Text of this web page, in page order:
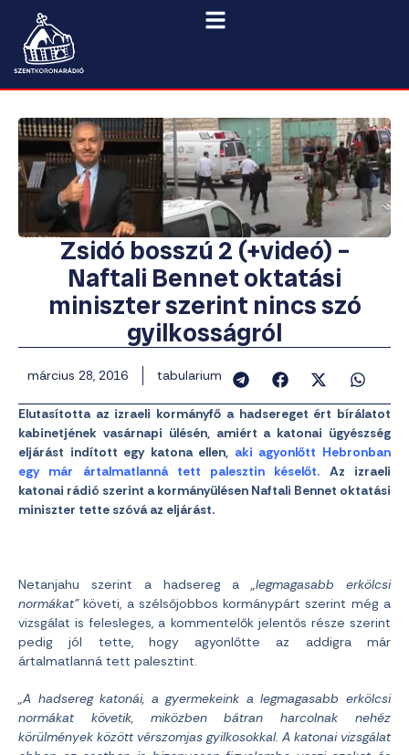
Zsidó bosszú 2 (+videó) –
Naftali Bennet oktatási
miniszter szerint nincs szó
gyilkosságról
március 28, 2016 tabularium
Elutasította az izraeli kormányfő a hadsereget ért bírálatot
kabinetjének vasárnapi ülésén, amiért a katonai ügyészség
eljárást indított egy katona ellen, aki agyonlőtt Hebronban
egy már ártalmatlanná tett palesztin késelőt. Az izraeli
katonai rádió szerint a kormányülésen Naftali Bennet oktatási
miniszter tette szóvá az eljárást.
Netanjahu szerint a hadsereg a
„legmagasabb erkölcsi
normákat”követi, a szélsőjobbos kormánypárt szerint még a
vizsgálat is felesleges, a kommentelők jelentős része szerint
pedig jól tette, hogy agyonlőtte az addigra már
ártalmatlanná tett palesztint.
„A hadsereg katonái, a gyermekeink a legmagasabb erkölcsi
normákat követik, miközben bátran harcolnak nehéz
körülmények között vérszomjas gyilkosokkal. A katonai vizsgálat